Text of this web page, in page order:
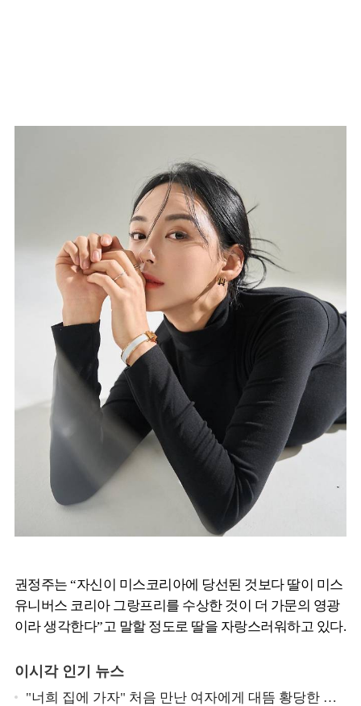
권정주는 “자신이 미스코리아에 당선된 것보다 딸이 미스
유니버스 코리아 그랑프리를 수상한 것이 더 가문의 영광
이라 생각한다”고 말할 정도로 딸을 자랑스러워하고 있다.
이시각 인기 뉴스
"너희 집에 가자" 처음 만난 여자에게 대뜸 황당한 요